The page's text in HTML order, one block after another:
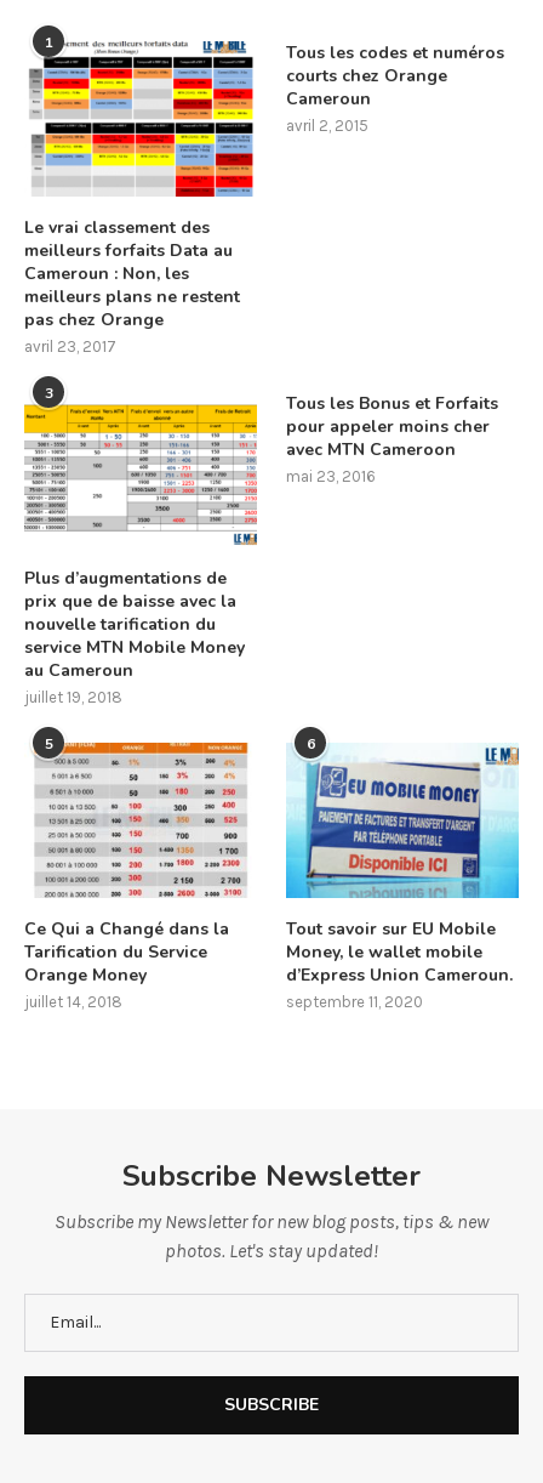
1
Le vrai classement des
meilleurs forfaits Data au
Cameroun : Non, les
meilleurs plans ne restent
pas chez Orange
avril 23, 2017
Tous les codes et numéros
courts chez Orange
Cameroun
avril 2, 2015
3
Plus d’augmentations de
prix que de baisse avec la
nouvelle tarification du
service MTN Mobile Money
au Cameroun
juillet 19, 2018
Tous les Bonus et Forfaits
pour appeler moins cher
avec MTN Cameroon
mai 23, 2016
5
Ce Qui a Changé dans la
Tarification du Service
Orange Money
juillet 14, 2018
6
Tout savoir sur EU Mobile
Money, le wallet mobile
d’Express Union Cameroun.
septembre 11, 2020
Subscribe Newsletter
Subscribe my Newsletter for new blog posts, tips & new
photos. Let's stay updated!